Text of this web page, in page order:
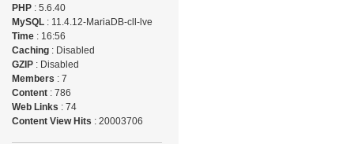
PHP: 5.6.40
MySQL: 11.4.12-MariaDB-cll-lve
Time: 16:56
Caching: Disabled
GZIP: Disabled
Members : 7
Content: 786
Web Links : 74
Content View Hits : 20003706